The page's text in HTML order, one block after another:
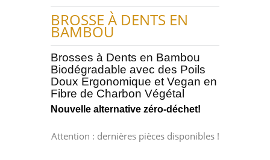
BROSSE À DENTS EN
BAMBOU
Brosses à Dents en Bambou
Biodégradable avec des Poils
Doux Ergonomique et Vegan en
Fibre de Charbon Végétal
Nouvelle alternative zéro-déchet!
Attention : dernières pièces disponibles !